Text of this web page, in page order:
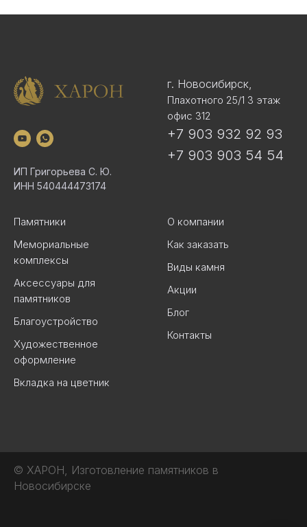
ИП Григорьева С. Ю.
ИНН 540444473174
г. Новосибирск,
Плахотного 25/1 3 этаж
офис 312
+7 903 932 92 93
+7 903 903 54 54
Памятники
Мемориальные
комплексы
Аксессуары для
памятников
Благоустройство
Художественное
оформление
Вкладка на цветник
О компании
Как заказать
Виды камня
Акции
Блог
Контакты
© ХАРОН, Изготовление памятников в
Новосибирске